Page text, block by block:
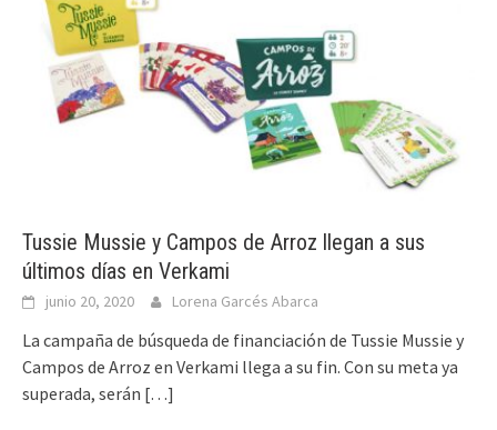
Tussie Mussie y Campos de Arroz llegan a sus
últimos días en Verkami
junio 20, 2020 Lorena Garcés Abarca
La campaña de búsqueda de financiación de Tussie Mussie y
Campos de Arroz en Verkami llega a su fin. Con su meta ya
superada, serán […]